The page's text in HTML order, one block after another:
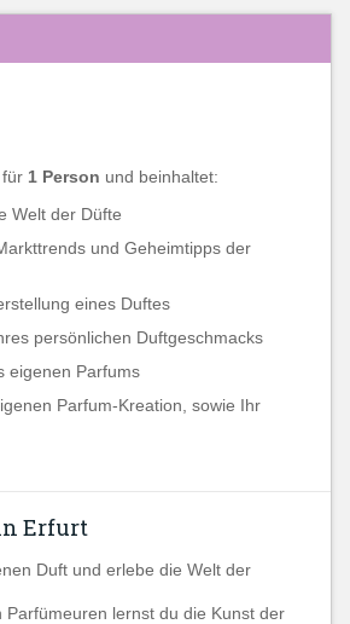
1 Person und beinhaltet:
Welt der Düfte
und Geheimtipps der
eines Duftes
persönlichen Duftgeschmacks
eigenen Parfums
Parfum-Kreation, sowie Ihr
Erfurt
Duft und erlebe die Welt der
Parfümeuren lernst du die Kunst der